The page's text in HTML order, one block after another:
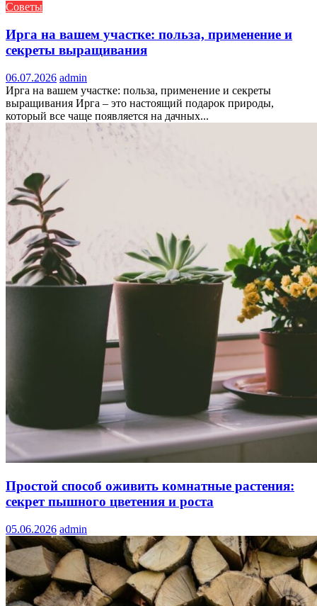
Советы
Ирга на вашем участке: польза, применение и
секреты выращивания
06.07.2026 admin
Ирга на вашем участке: польза, применение и секреты
выращивания Ирга – это настоящий подарок природы,
который все чаще появляется на дачных...
Простой способ оживить комнатные растения:
секрет пышного цветения и роста
05.06.2026 admin